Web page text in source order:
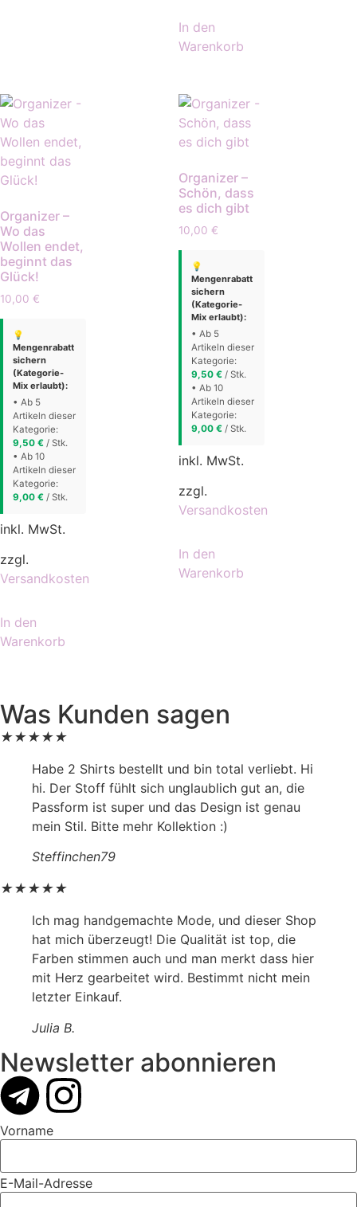
In den
Warenkorb
Organizer –
Wo das
Wollen endet,
beginnt das
Glück!
10,00 €
💡
Mengenrabatt
sichern
(Kategorie-
Mix erlaubt):
• Ab 5
Artikeln dieser
Kategorie:
9,50 € / Stk.
• Ab 10
Artikeln dieser
Kategorie:
9,00 € / Stk.
inkl. MwSt.
zzgl.
Versandkosten
In den
Warenkorb
Organizer –
Schön, dass
es dich gibt
10,00 €
💡
Mengenrabatt
sichern
(Kategorie-
Mix erlaubt):
• Ab 5
Artikeln dieser
Kategorie:
9,50 € / Stk.
• Ab 10
Artikeln dieser
Kategorie:
9,00 € / Stk.
inkl. MwSt.
zzgl.
Versandkosten
In den
Warenkorb
Was Kunden sagen
★★★★★
Habe 2 Shirts bestellt und bin total verliebt. Hi
hi. Der Stoff fühlt sich unglaublich gut an, die
Passform ist super und das Design ist genau
mein Stil. Bitte mehr Kollektion :)
Steffinchen79
★★★★★
Ich mag handgemachte Mode, und dieser Shop
hat mich überzeugt! Die Qualität ist top, die
Farben stimmen auch und man merkt dass hier
mit Herz gearbeitet wird. Bestimmt nicht mein
letzter Einkauf.
Julia B.
Newsletter abonnieren
Vorname
E-Mail-Adresse